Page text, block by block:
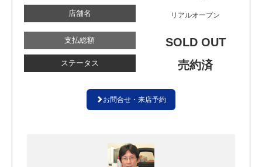
店舗名 リアルオープン
支払総額 SOLD OUT
ステータス 売約済
お問合せ・来店予約